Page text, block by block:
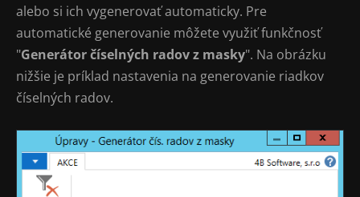
alebo si ich vygenerovať automaticky. Pre
automatické generovanie môžete využiť funkčnosť
"Generátor číselných radov z masky". Na obrázku
nižšie je príklad nastavenia na generovanie riadkov
číselných radov.